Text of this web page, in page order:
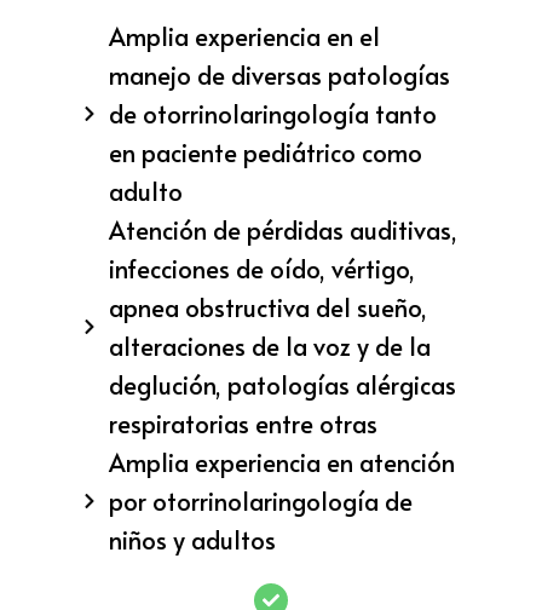
Amplia experiencia en el
manejo de diversas patologías
de otorrinolaringología tanto
en paciente pediátrico como
adulto
Atención de pérdidas auditivas,
infecciones de oído, vértigo,
apnea obstructiva del sueño,
alteraciones de la voz y de la
deglución, patologías alérgicas
respiratorias entre otras
Amplia experiencia en atención
por otorrinolaringología de
niños y adultos